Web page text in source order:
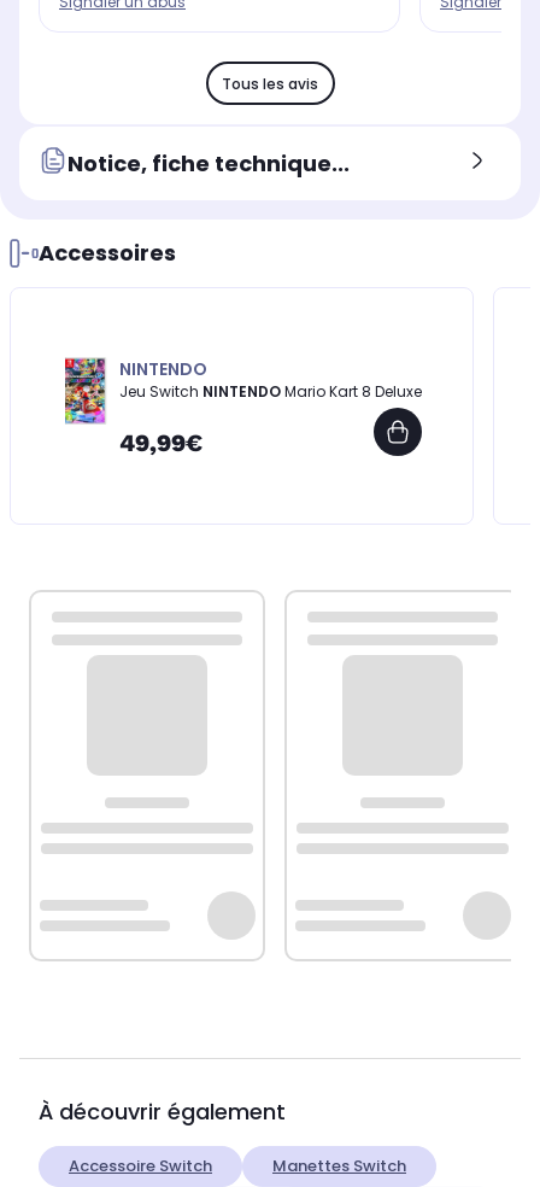
Tous les avis
Notice, fiche technique...
Accessoires
NINTENDO
Jeu Switch NINTENDOMario Kart 8 Deluxe
49,99€
À découvrir également
Accessoire Switch
Manettes Switch